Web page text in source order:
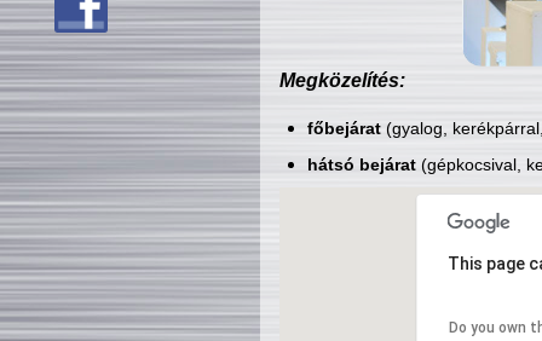
Megközelítés:
főbejárat(gyalog,
hátsó bejárat(gépkocsival,
This page
Do you own